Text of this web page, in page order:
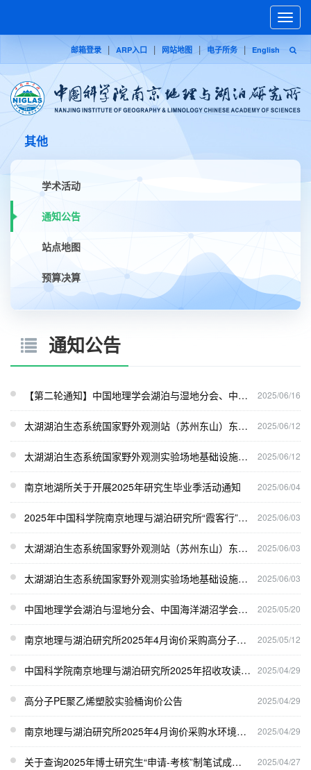
邮箱登录 | ARP入口 | 网站地图 | 电子所务 | English
Toggle
其他
学术活动
通知公告
站点地图
预算决算
通知公告
2025/06/16
【第二轮通知】中国地理学会湖泊与湿地分会、中国海洋湖沼学会湖泊分会2025年联合学术年会暨兴凯湖论坛
2025/06/12
太湖湖泊生态系统国家野外观测站（苏州东山）东侧实验塘基础设施改造工程设计服务比价评审结果公告
2025/06/12
太湖湖泊生态系统国家野外观测实验场地基础设施改造工程设计服务比价评审结果公告
2025/06/04
南京地湖所关于开展2025年研究生毕业季活动通知
2025/06/03
2025年中国科学院南京地理与湖泊研究所“霞客行”大学生夏令营活动报名通知
2025/06/03
太湖湖泊生态系统国家野外观测站（苏州东山）东侧实验塘基础设施改造工程设计服务比价公告
2025/06/03
太湖湖泊生态系统国家野外观测实验场地基础设施改造工程设计服务比价公告
2025/05/20
中国地理学会湖泊与湿地分会、中国海洋湖沼学会湖泊分会2025年联合学术年会暨兴凯湖论坛（第一轮通知）
2025/05/12
南京地理与湖泊研究所2025年4月询价采购高分子PE聚乙烯塑胶实验桶成交公告
2025/04/29
中国科学院南京地理与湖泊研究所2025年招收攻读博士学位研究生复试规程
2025/04/29
高分子PE聚乙烯塑胶实验桶询价公告
2025/04/29
南京地理与湖泊研究所2025年4月询价采购水环境修复专用耗材成交公告
2025/04/27
关于查询2025年博士研究生“申请-考核”制笔试成绩的通知